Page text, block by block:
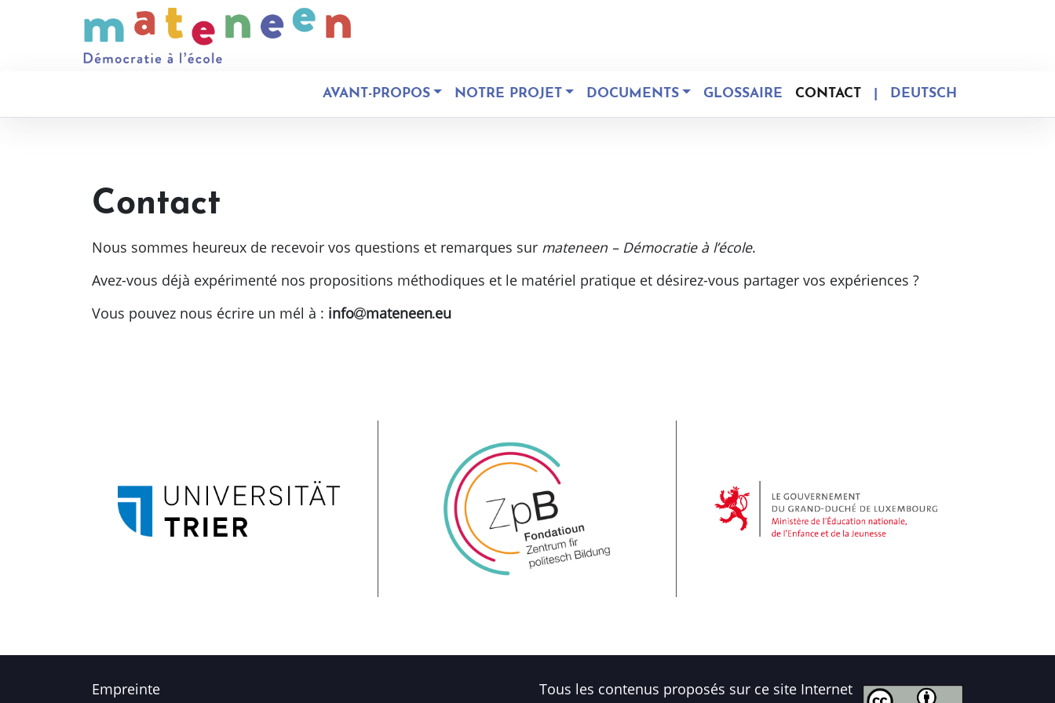
AVANT-PROPOS NOTRE PROJET DOCUMENTS GLOSSAIRE CONTACT DEUTSCH
Contact
Nous sommes heureux de recevoir vos questions et remarques sur mateneen – Démocratie à l’école.
Avez-vous déjà expérimenté nos propositions méthodiques et le matériel pratique et désirez-vous partager vos expériences ?
Vous pouvez nous écrire un mél à : info mateneeneu
Empreinte
Tous les contenus proposés sur ce site Internet